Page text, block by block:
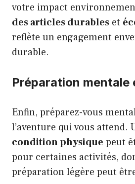
votre impact
des articles durables et
reflète un engagement
durable.
Préparation mentale
Enfin, préparez-vous
l’aventure qui vous attend.
condition physique peut
pour certaines activités,
préparation légère peut